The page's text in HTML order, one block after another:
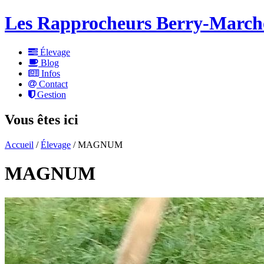
Les Rapprocheurs Berry-
Élevage
Blog
Infos
Contact
Gestion
Vous êtes ici
Accueil /Élevage / MAGNUM
MAGNUM